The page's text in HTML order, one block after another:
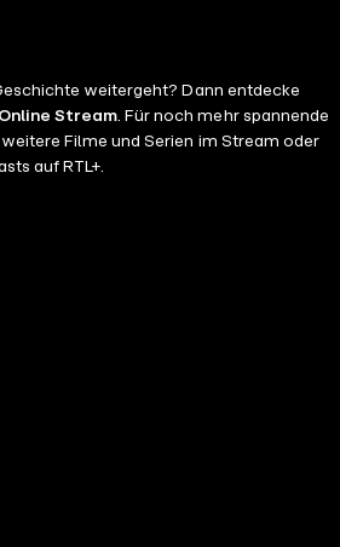
weitergeht? Dann entdecke
Online Stream. Für noch mehr spannende
Filme und Serien im Stream oder
auf RTL+.